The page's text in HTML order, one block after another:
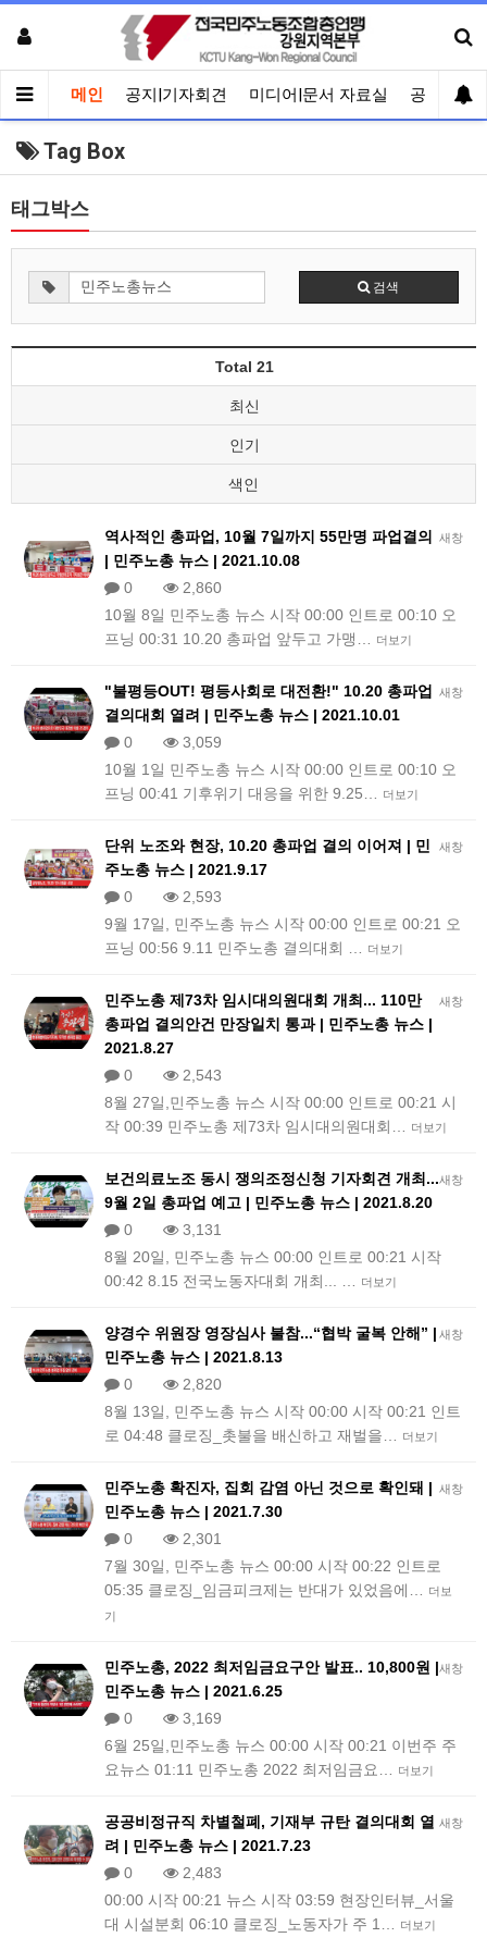
메인 공지|기자회견 미디어|문서 자료실 공유게시
Tag Box
태그박스
검색
Total 21
최신
인기
색인
새창
역사적인 총파업, 10월 7일까지 55만명 파업결의
| 민주노총 뉴스 | 2021.10.08
0
2,860
10월 8일 민주노총 뉴스 시작 00:00 인트로 00:10 오
프닝 00:31 10.20 총파업 앞두고 가맹…
더보기
새창
"불평등OUT! 평등사회로 대전환!" 10.20 총파업
결의대회 열려 | 민주노총 뉴스 | 2021.10.01
0
3,059
10월 1일 민주노총 뉴스 시작 00:00 인트로 00:10 오
프닝 00:41 기후위기 대응을 위한 9.25…
더보기
새창
단위 노조와 현장, 10.20 총파업 결의 이어져 | 민
주노총 뉴스 | 2021.9.17
0
2,593
9월 17일, 민주노총 뉴스 시작 00:00 인트로 00:21 오
프닝 00:56 9.11 민주노총 결의대회 …
더보기
새창
민주노총 제73차 임시대의원대회 개최... 110만
총파업 결의안건 만장일치 통과 | 민주노총 뉴스 |
2021.8.27
0
2,543
8월 27일,민주노총 뉴스 시작 00:00 인트로 00:21 시
작 00:39 민주노총 제73차 임시대의원대회…
더보기
새창
보건의료노조 동시 쟁의조정신청 기자회견 개최...
9월 2일 총파업 예고 | 민주노총 뉴스 | 2021.8.20
0
3,131
8월 20일, 민주노총 뉴스 00:00 인트로 00:21 시작
00:42 8.15 전국노동자대회 개최... …
더보기
새창
양경수 위원장 영장심사 불참...“협박 굴복 안해” |
민주노총 뉴스 | 2021.8.13
0
2,820
8월 13일, 민주노총 뉴스 시작 00:00 시작 00:21 인트
로 04:48 클로징_촛불을 배신하고 재벌을…
더보기
새창
민주노총 확진자, 집회 감염 아닌 것으로 확인돼 |
민주노총 뉴스 | 2021.7.30
0
2,301
7월 30일, 민주노총 뉴스 00:00 시작 00:22 인트로
05:35 클로징_임금피크제는 반대가 있었음에…
더보
기
새창
민주노총, 2022 최저임금요구안 발표.. 10,800원 |
민주노총 뉴스 | 2021.6.25
0
3,169
6월 25일,민주노총 뉴스 00:00 시작 00:21 이번주 주
요뉴스 01:11 민주노총 2022 최저임금요…
더보기
새창
공공비정규직 차별철폐, 기재부 규탄 결의대회 열
려 | 민주노총 뉴스 | 2021.7.23
0
2,483
00:00 시작 00:21 뉴스 시작 03:59 현장인터뷰_서울
대 시설분회 06:10 클로징_노동자가 주 1…
더보기